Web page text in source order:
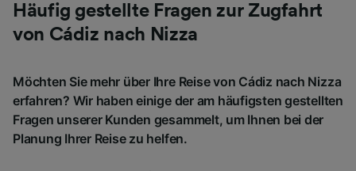
Häufig gestellte Fragen zur Zugfahrt
von Cádiz nach Nizza
Möchten Sie mehr über Ihre Reise von Cádiz nach Nizza
erfahren? Wir haben einige der am häufigsten gestellten
Fragen unserer Kunden gesammelt, um Ihnen bei der
Planung Ihrer Reise zu helfen.